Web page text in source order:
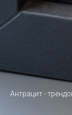
Антрацит -